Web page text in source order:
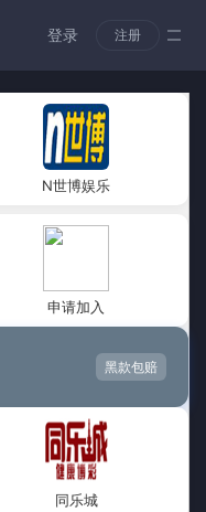
登录 注册
N世博娱乐
申请加入
黑款包赔
同乐城